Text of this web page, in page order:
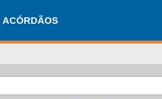
ACÓRDÃOS